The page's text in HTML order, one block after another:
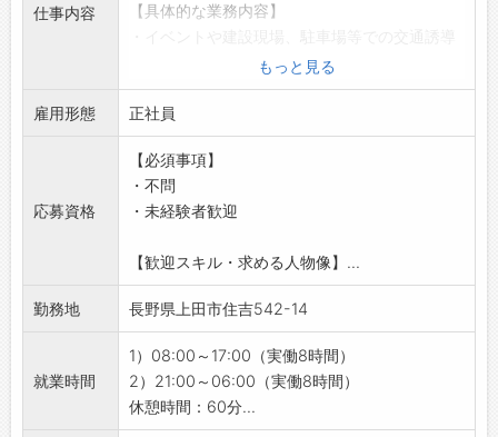
仕事内容
【具体的な業務内容】
警備をお任せします。
※変更の範囲：管制業務、事務、営業及び会社
の定める業務
【研修制度】
・入社後3～4日間の研修で、誘導技術や警備業
法を身につけます。
・慣れるまで先輩社員がしっかりサポートいた
【ステップアップ】
・警備業を経験後、管理職や営業職など、自分
のやりたいことを実現できる環境です。
・社員からの提案で実現した事業の実績が多数
あるように、風通しの良い職場です♪
【やりがい】
もっと見る
雇用形態 正社員
応募資格
【必須事項】
・不問
・未経験者歓迎
【歓迎スキル・求める人物像】...
勤務地 長野県上田市住吉542-14
就業時間
1）08:00～17:00（実働8時間）
2）21:00～06:00（実働8時間）
休憩時間：60分...